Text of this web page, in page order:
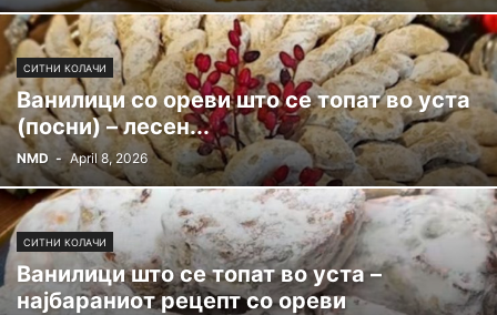
СИТНИ КОЛАЧИ
Ванилици со ореви што се топат во уста
(посни) – лесен...
NMD - April 8, 2026
СИТНИ КОЛАЧИ
Ванилици што се топат во уста –
најбараниот рецепт со ореви